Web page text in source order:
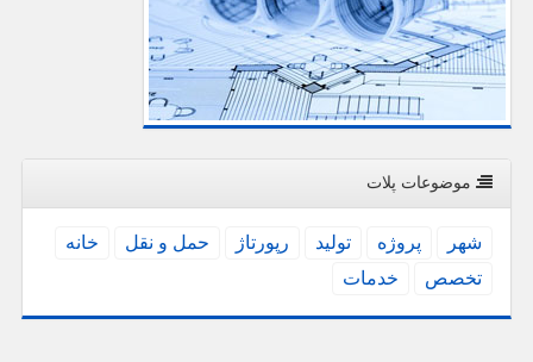
موضوعات پلات
شهر پروژه تولید رپورتاژ حمل و نقل
خانه
تخصص
خدمات